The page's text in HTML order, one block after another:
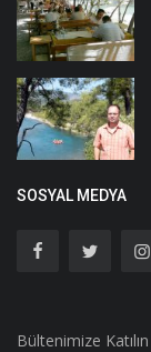
SOSYAL MEDYA
Bültenimize Katılın